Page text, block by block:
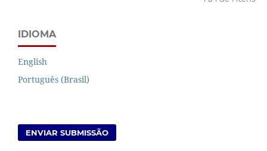
IDIOMA
English
Português (Brasil)
ENVIAR SUBMISSÃO